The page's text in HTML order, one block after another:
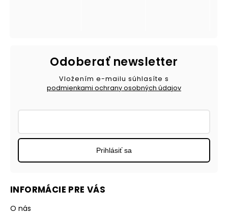
INFORMÁCIE PRE VÁS
O nás
Odoberať newsletter
Vložením e-mailu súhlasíte s
podmienkami ochrany osobných údajov
Prihlásiť sa